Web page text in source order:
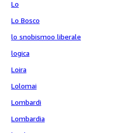
Lo
Lo Bosco
lo snobismoo liberale
logica
Loira
Lolomai
Lombardi
Lombardia